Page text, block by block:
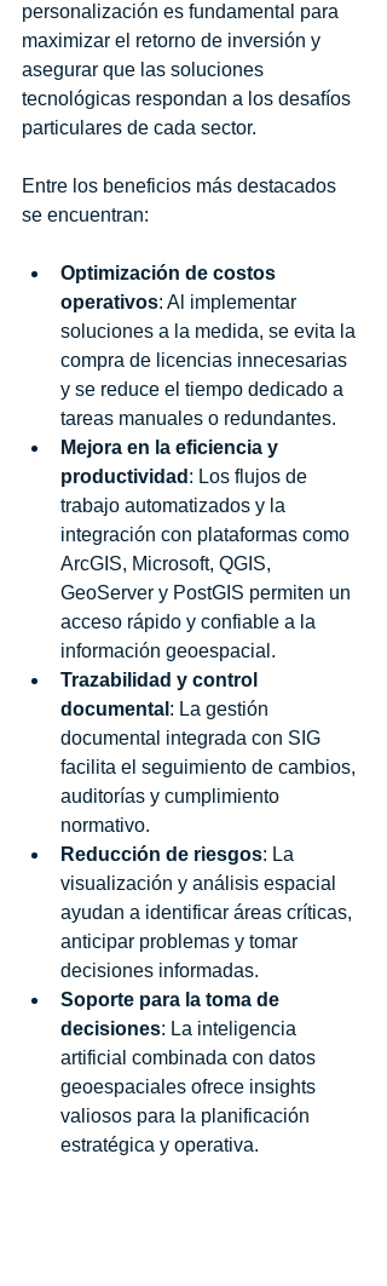
personalización es fundamental para
maximizar el retorno de inversión y
asegurar que las soluciones
tecnológicas respondan a los desafíos
particulares de cada sector.
Entre los beneficios más destacados
se encuentran:
Optimización de costos
operativos: Al implementar
soluciones a la medida, se evita la
compra de licencias innecesarias
y se reduce el tiempo dedicado a
tareas manuales o redundantes.
Mejora en la eficiencia y
productividad : Los flujos de
trabajo automatizados y la
integración con plataformas como
ArcGIS, Microsoft, QGIS,
GeoServer y PostGIS permiten un
acceso rápido y confiable a la
información geoespacial.
Trazabilidad y control
documental : La gestión
documental integrada con SIG
facilita el seguimiento de cambios,
auditorías y cumplimiento
normativo.
Reducción de riesgos: La
visualización y análisis espacial
ayudan a identificar áreas críticas,
anticipar problemas y tomar
decisiones informadas.
Soporte para la toma de
decisiones: La inteligencia
artificial combinada con datos
geoespaciales ofrece insights
valiosos para la planificación
estratégica y operativa.